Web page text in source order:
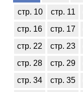
стр. 10
стр. 11
стр. 16
стр. 17
стр. 22
стр. 23
стр. 28
стр. 29
стр. 34
стр. 35